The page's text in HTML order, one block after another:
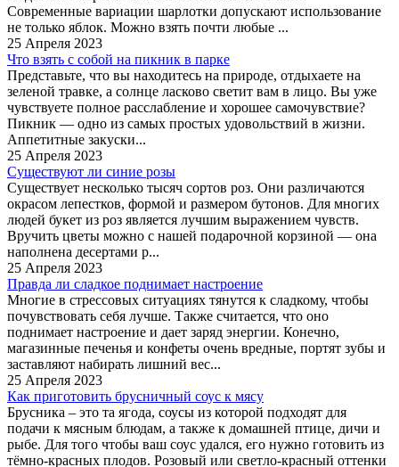
Современные вариации шарлотки допускают использование
не только яблок. Можно взять почти любые ...
25 Апреля 2023
Что взять с собой на пикник в парке
Представьте, что вы находитесь на природе, отдыхаете на
зеленой травке, а солнце ласково светит вам в лицо. Вы уже
чувствуете полное расслабление и хорошее самочувствие?
Пикник — одно из самых простых удовольствий в жизни.
Аппетитные закуски...
25 Апреля 2023
Существуют ли синие розы
Существует несколько тысяч сортов роз. Они различаются
окрасом лепестков, формой и размером бутонов. Для многих
людей букет из роз является лучшим выражением чувств.
Вручить цветы можно с нашей подарочной корзиной — она
наполнена десертами р...
25 Апреля 2023
Правда ли сладкое поднимает настроение
Многие в стрессовых ситуациях тянутся к сладкому, чтобы
почувствовать себя лучше. Также считается, что оно
поднимает настроение и дает заряд энергии. Конечно,
магазинные печенья и конфеты очень вредные, портят зубы и
заставляют набирать лишний вес...
25 Апреля 2023
Как приготовить брусничный соус к мясу
Брусника – это та ягода, соусы из которой подходят для
подачи к мясным блюдам, а также к домашней птице, дичи и
рыбе. Для того чтобы ваш соус удался, его нужно готовить из
тёмно-красных плодов. Розовый или светло-красный оттенки